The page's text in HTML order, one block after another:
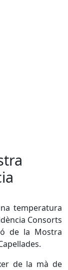
temperatura
Consorts
de la Mostra
de la mà de